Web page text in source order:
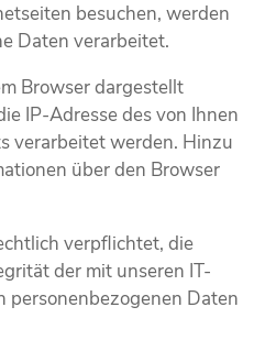
besuchen, werden
Daten verarbeitet.
Browser dargestellt
IP-Adresse des von Ihnen
verarbeitet werden. Hinzu
über den Browser
verpflichtet, die
der mit unseren IT-
personenbezogenen Daten